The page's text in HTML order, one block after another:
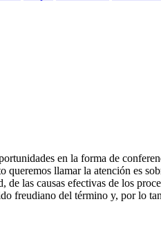
en la forma de
llamar la atención es
las causas efectivas de los
freudiano del término y, por lo